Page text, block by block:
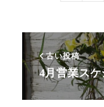
古い投稿
4月営業ス